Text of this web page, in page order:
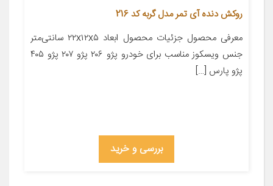
روکش دنده آی تمر مدل گربه کد 216
معرفی محصول جزئیات محصول ابعاد ۲۲x۱۲x۵ سانتی‌متر
جنس ویسکوز مناسب برای خودرو پژو ۲۰۶ پژو ۲۰۷ پژو ۴۰۵
پژو پارس […]
بررسی و خرید